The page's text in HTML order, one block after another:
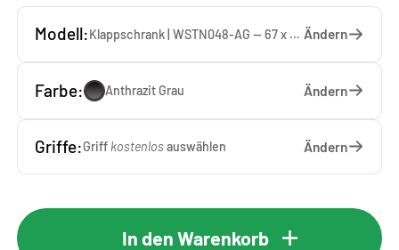
Modell: Klappschrank | WSTN048-AG — 67 x 48 x 65 cm Ändern
Farbe: Anthrazit Grau Ändern
Griffe:Griff kostenlosauswählen Ändern
In den Warenkorb